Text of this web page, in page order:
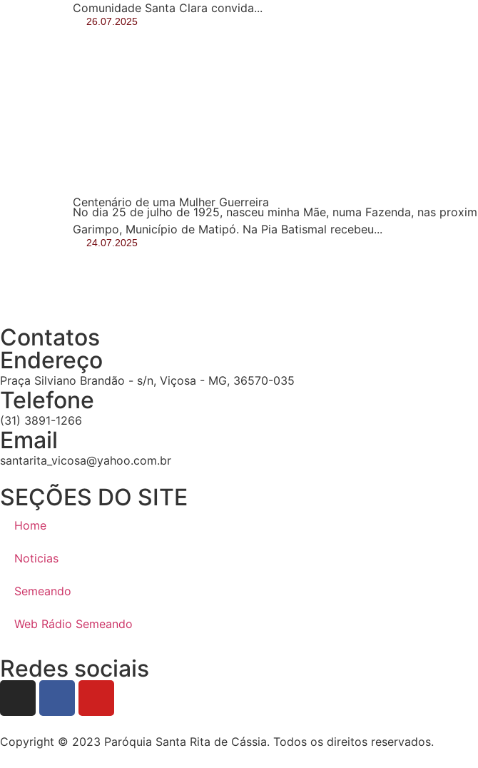
Comunidade Santa Clara convida...
26.07.2025
Centenário de uma Mulher Guerreira
No dia 25 de julho de 1925, nasceu minha Mãe, numa Fazenda, nas
Garimpo, Município de Matipó. Na Pia Batismal recebeu...
24.07.2025
Contatos
Endereço
Praça Silviano Brandão - s/n, Viçosa - MG, 36570-035
Telefone
(31) 3891-1266
Email
santarita_vicosa@yahoo.com.br
SEÇÕES DO SITE
Home
Noticias
Semeando
Web Rádio Semeando
Redes sociais
Copyright © 2023 Paróquia Santa Rita de Cássia. Todos os direitos reservados.